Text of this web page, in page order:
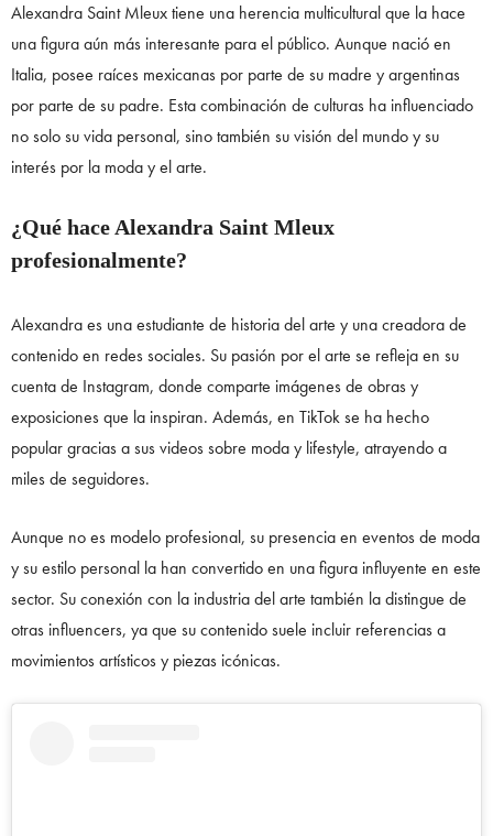
Alexandra Saint Mleux tiene una herencia multicultural que la hace
una figura aún más interesante para el público. Aunque nació en
Italia, posee raíces mexicanas por parte de su madre y argentinas
por parte de su padre. Esta combinación de culturas ha influenciado
no solo su vida personal, sino también su visión del mundo y su
interés por la moda y el arte.
¿Qué hace Alexandra Saint Mleux
profesionalmente?
Alexandra es una estudiante de historia del arte y una creadora de
contenido en redes sociales. Su pasión por el arte se refleja en su
cuenta de Instagram, donde comparte imágenes de obras y
exposiciones que la inspiran. Además, en TikTok se ha hecho
popular gracias a sus videos sobre moda y lifestyle, atrayendo a
miles de seguidores.
Aunque no es modelo profesional, su presencia en eventos de moda
y su estilo personal la han convertido en una figura influyente en este
sector. Su conexión con la industria del arte también la distingue de
otras influencers, ya que su contenido suele incluir referencias a
movimientos artísticos y piezas icónicas.